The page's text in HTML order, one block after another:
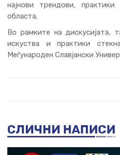
најнови трендови,
областа.
Во рамките на дискусијата,
искуства и практики
Меѓународен Славјански
СЛИЧНИ НАПИСИ